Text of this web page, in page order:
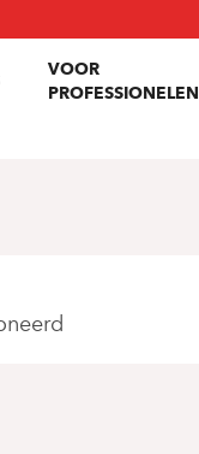
VOOR
PROFESSIONELEN